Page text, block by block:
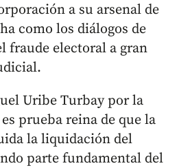
a su arsenal de
como los diálogos de
fraude electoral a gran
Uribe Turbay por la
prueba reina de que la
la liquidación del
parte fundamental del